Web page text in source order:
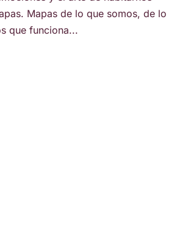
Mapas de lo que somos, de lo
que funciona...